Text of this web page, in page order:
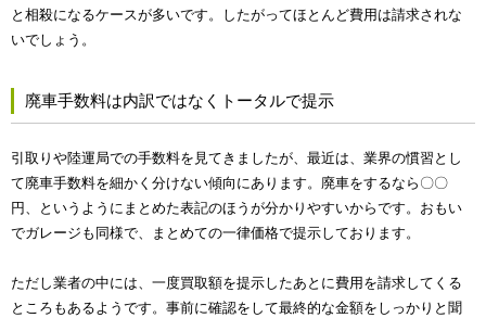
と相殺になるケースが多いです。したがってほとんど費用は請求されな
いでしょう。
廃車手数料は内訳ではなくトータルで提示
引取りや陸運局での手数料を見てきましたが、最近は、業界の慣習とし
て廃車手数料を細かく分けない傾向にあります。廃車をするなら〇〇
円、というようにまとめた表記のほうが分かりやすいからです。おもい
でガレージも同様で、まとめての一律価格で提示しております。
ただし業者の中には、一度買取額を提示したあとに費用を請求してくる
ところもあるようです。事前に確認をして最終的な金額をしっかりと聞